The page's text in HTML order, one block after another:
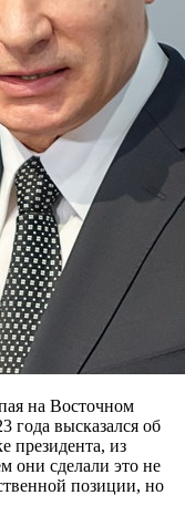
на Восточном
года высказался об
президента, из
они сделали это не
позиции, но